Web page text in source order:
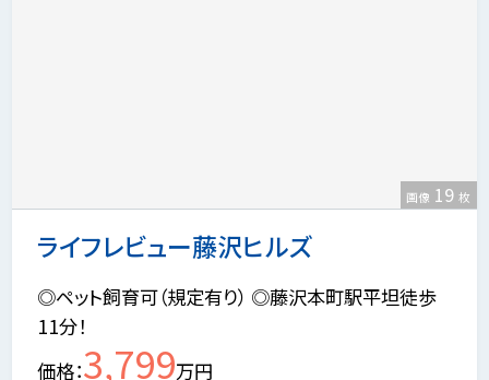
ライフレビュー藤沢ヒルズ
画像 19 枚
◎ペット飼育可（規定有り） ◎藤沢本町駅平坦徒歩
11分！
価格 3,799万円